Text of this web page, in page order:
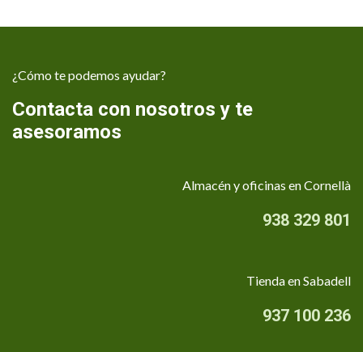
¿Cómo te podemos ayudar?
Contacta con nosotros y te
asesoramos
Almacén y oficinas en Cornellà
938 329 801
Tienda en Sabadell
937 100 236